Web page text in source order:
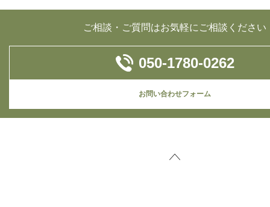
ご相談・ご質問はお気軽にご相談ください
050-1780-0262
お問い合わせフォーム